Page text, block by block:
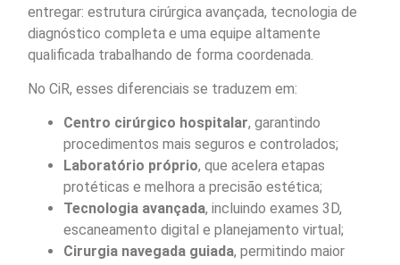
entregar: estrutura cirúrgica avançada, tecnologia de
diagnóstico completa e uma equipe altamente
qualificada trabalhando de forma coordenada.
No CiR, esses diferenciais se traduzem em:
Centro cirúrgico hospitalar, garantindo
procedimentos mais seguros e controlados;
Laboratório próprio, que acelera etapas
protéticas e melhora a precisão estética;
Tecnologia avançada, incluindo exames 3D,
escaneamento digital e planejamento virtual;
Cirurgia navegada guiada, permitindo maior